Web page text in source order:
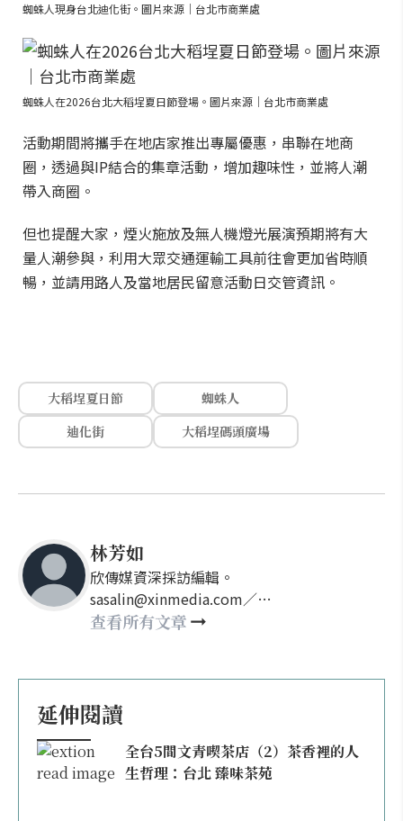
蜘蛛人現身台北迪化街。圖片來源｜台北市商業處
蜘蛛人在2026台北大稻埕夏日節登場。圖片來源｜台北市商業處
活動期間將攜手在地店家推出專屬優惠，串聯在地商
圈，透過與IP結合的集章活動，增加趣味性，並將人潮
帶入商圈。
但也提醒大家，煙火施放及無人機燈光展演預期將有大
量人潮參與，利用大眾交通運輸工具前往會更加省時順
暢，並請用路人及當地居民留意活動日交管資訊。
大稻埕夏日節
蜘蛛人
迪化街
大稻埕碼頭廣場
林芳如
欣傳媒資深採訪編輯。
sasalin@xinmedia.com／
happy21917@gmail.com
查看所有文章
延伸閱讀
全台5間文青喫茶店（2）茶香裡的人
生哲理：台北 臻味茶苑